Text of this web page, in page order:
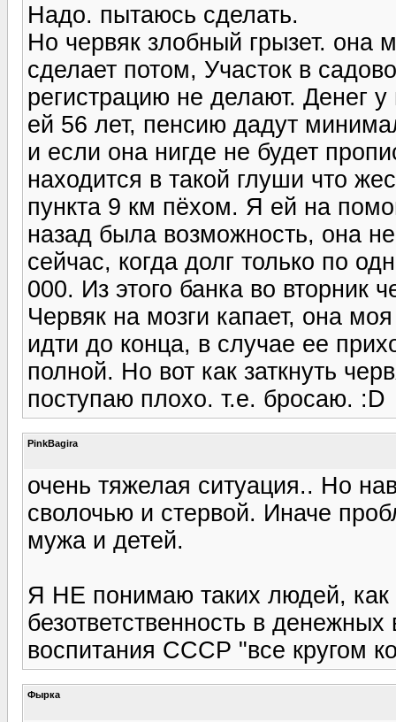
Надо. пытаюсь сделать.
Но червяк злобный грызет. она
сделает потом, Участок в
регистрацию не делают. Денег
ей 56 лет, пенсию дадут
и если она нигде не будет
находится в такой глуши что
пункта 9 км пёхом. Я ей на
назад была возможность, она
сейчас, когда долг только по
000. Из этого банка во вторник
Червяк на мозги капает, она
идти до конца, в случае ее
полной. Но вот как заткнуть
поступаю плохо. т.е. бросаю. :D
PinkBagira
очень тяжелая ситуация.. Но
сволочью и стервой. Иначе
мужа и детей.
Я НЕ понимаю таких людей, как
безответственность в
воспитания СССР "все кругом
Фырка